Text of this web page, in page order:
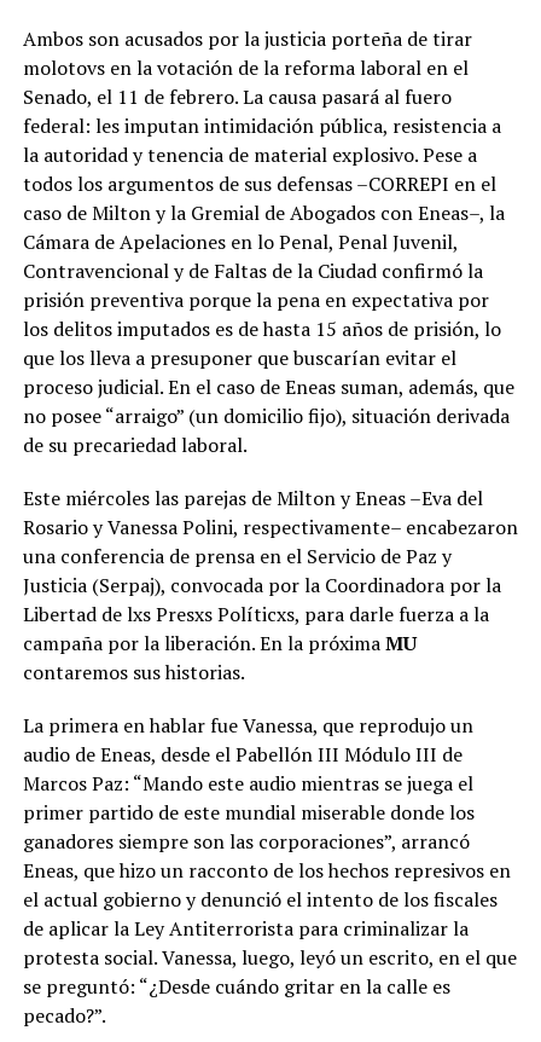
Ambos son acusados por la justicia porteña de tirar
molotovs en la votación de la reforma laboral en el
Senado, el 11 de febrero. La causa pasará al fuero
federal: les imputan intimidación pública, resistencia a
la autoridad y tenencia de material explosivo. Pese a
todos los argumentos de sus defensas –CORREPI en el
caso de Milton y la Gremial de Abogados con Eneas–, la
Cámara de Apelaciones en lo Penal, Penal Juvenil,
Contravencional y de Faltas de la Ciudad confirmó la
prisión preventiva porque la pena en expectativa por
los delitos imputados es de hasta 15 años de prisión, lo
que los lleva a presuponer que buscarían evitar el
proceso judicial. En el caso de Eneas suman, además, que
no posee “arraigo” (un domicilio fijo), situación derivada
de su precariedad laboral.
Este miércoles las parejas de Milton y Eneas –Eva del
Rosario y Vanessa Polini, respectivamente– encabezaron
una conferencia de prensa en el Servicio de Paz y
Justicia (Serpaj), convocada por la Coordinadora por la
Libertad de lxs Presxs Políticxs, para darle fuerza a la
campaña por la liberación. En la próximaMU
contaremos sus historias.
La primera en hablar fue Vanessa, que reprodujo un
audio de Eneas, desde el Pabellón III Módulo III de
Marcos Paz: “Mando este audio mientras se juega el
primer partido de este mundial miserable donde los
ganadores siempre son las corporaciones”, arrancó
Eneas, que hizo un racconto de los hechos represivos en
el actual gobierno y denunció el intento de los fiscales
de aplicar la Ley Antiterrorista para criminalizar la
protesta social. Vanessa, luego, leyó un escrito, en el que
se preguntó: “¿Desde cuándo gritar en la calle es
pecado?”.